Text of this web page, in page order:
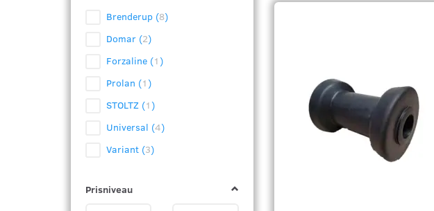
Brenderup (8)
Domar (2)
Forzaline (1)
Prolan (1)
STOLTZ (1)
Universal (4)
Variant (3)
Prisniveau